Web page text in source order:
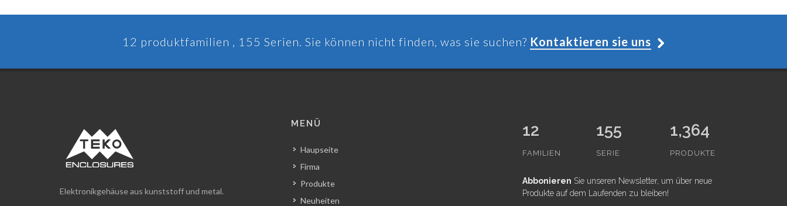
12 produktfamilien , 155 Serien. Sie können nicht finden, was sie suchen? Kontaktieren sie uns
Elektronikgehäuse aus kunststoff und metal.
MENÜ
Haupseite
Firma
Produkte
Neuheiten
12
FAMILIEN
155
SERIE
1,364
PRODUKTE
Abbonieren Sie unseren Newsletter, um über neue
Produkte auf dem Laufenden zu bleiben!